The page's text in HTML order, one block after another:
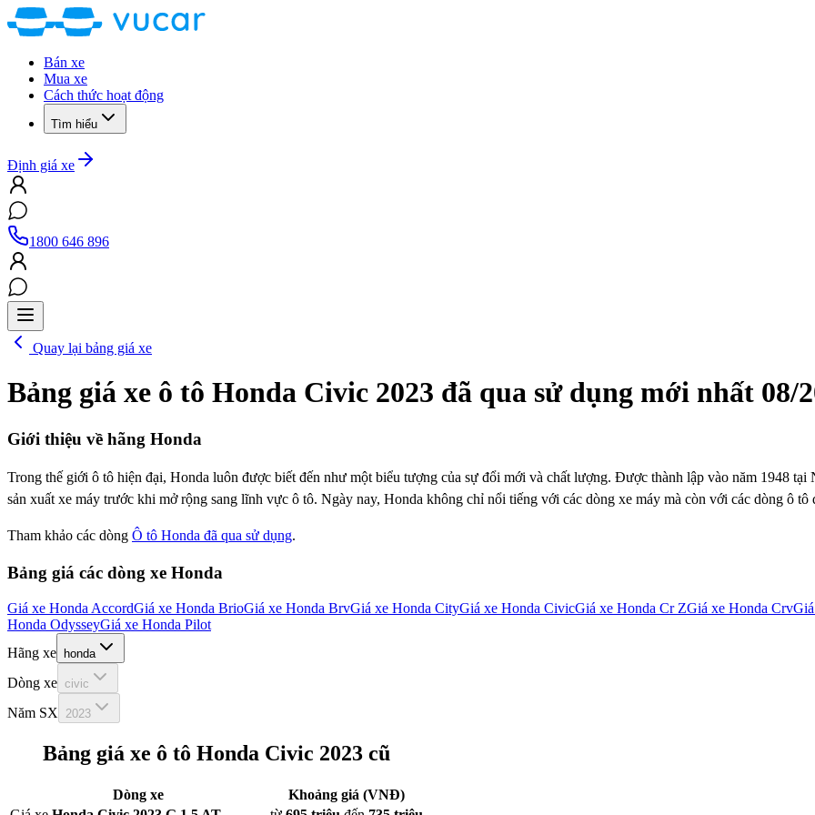
Bán xe
Mua xe
Cách thức hoạt động
Tìm hiểu
Định giá xe
1800 646 896
Quay lại bảng giá xe
Bảng giá xe ô tô Honda Civic 2023 đã qua sử dụng mới nhất 08/
Giới thiệu về hãng Honda
Trong thế giới ô tô hiện đại, Honda luôn được biết đến như một biểu tượng của sự đổi mới và chất lượng. Được thành lập vào năm 1948
sản xuất xe máy trước khi mở rộng sang lĩnh vực ô tô. Ngày nay, Honda không chỉ nổi tiếng với các dòng xe máy mà còn với các dòng ô
Tham khảo các dòng Ô tô Honda đã qua sử dụng.
Bảng giá các dòng xe Honda
Giá xe Honda AccordGiá xe Honda BrioGiá xe Honda BrvGiá xe Honda CityGiá xe Honda CivicGiá xe Honda Cr ZGiá xe Honda Crv
Honda OdysseyGiá xe Honda Pilot
Hãng xe
honda
Dòng xe civic
Năm SX 2023
Bảng giá xe ô tô Honda Civic 2023 cũ
Dòng xe
Khoảng giá (VNĐ)